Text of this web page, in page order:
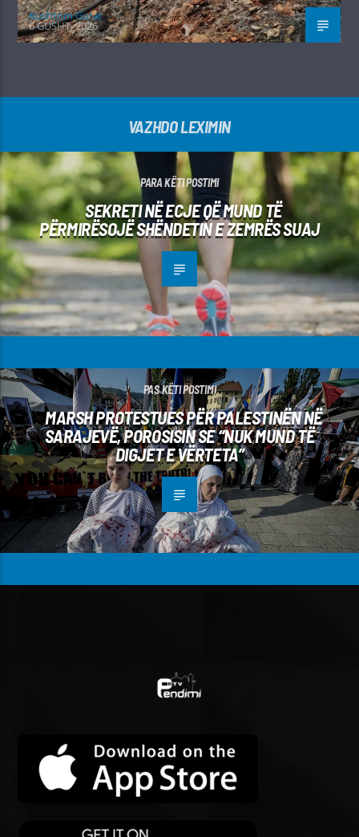
Kushtrim Guraj
6 GUSHT, 2026
VAZHDO LEXIMIN
PARA KËTI POSTIMI
SEKRETI NË ECJE QË MUND TË
PËRMIRËSOJË SHËNDETIN E ZEMRËS SUAJ
PAS KËTI POSTIMI
MARSH PROTESTUES PËR PALESTINËN NË
SARAJEVË, POROSISIN SE “NUK MUND TË
DIGJET E VËRTETA”